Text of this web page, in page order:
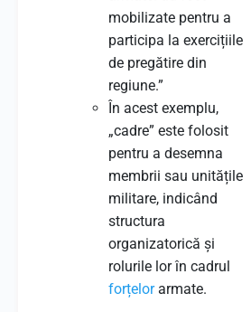
mobilizate pentru a
participa la exercițiile
de pregătire din
regiune.”
În acest exemplu,
„cadre” este folosit
pentru a desemna
membrii sau unitățile
militare, indicând
structura
organizatorică și
rolurile lor în cadrul
forțelorarmate.